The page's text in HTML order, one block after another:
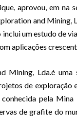
aprovou, em na
and Mining,
um estudo de
aplicações
Mining, Lda.é uma
de
conhecida pela
de grafite do